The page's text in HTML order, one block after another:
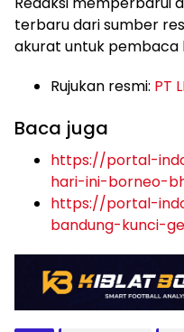
terbaru dari sumber
akurat untuk pembaca
Rujukan resmi: PT
Baca juga
https://portal-
hari-ini-borneo-
https://portal-
bandung-kunci-